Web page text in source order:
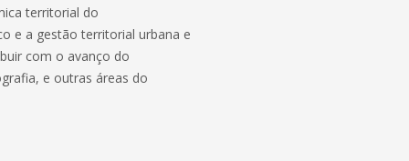
territorial do
e a gestão territorial urbana e
com o avanço do
e outras áreas do